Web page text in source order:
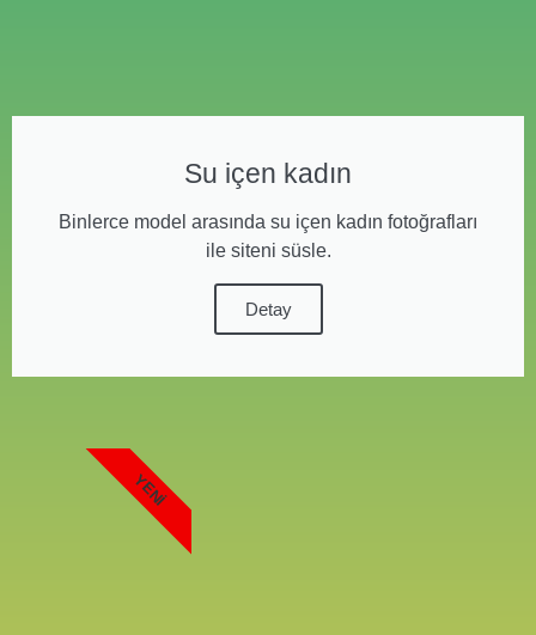
Su içen kadın
Binlerce model arasında su içen kadın fotoğrafları
ile siteni süsle.
Detay
YENI